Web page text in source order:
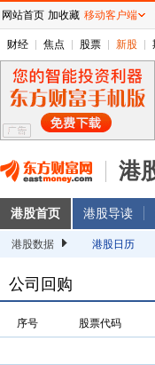
财经 焦点 股票 新股
港
港股首页 港股导读
港股数据 港股日历
公司回购
序号 股票代码
网站首页 加收藏 移动客户端